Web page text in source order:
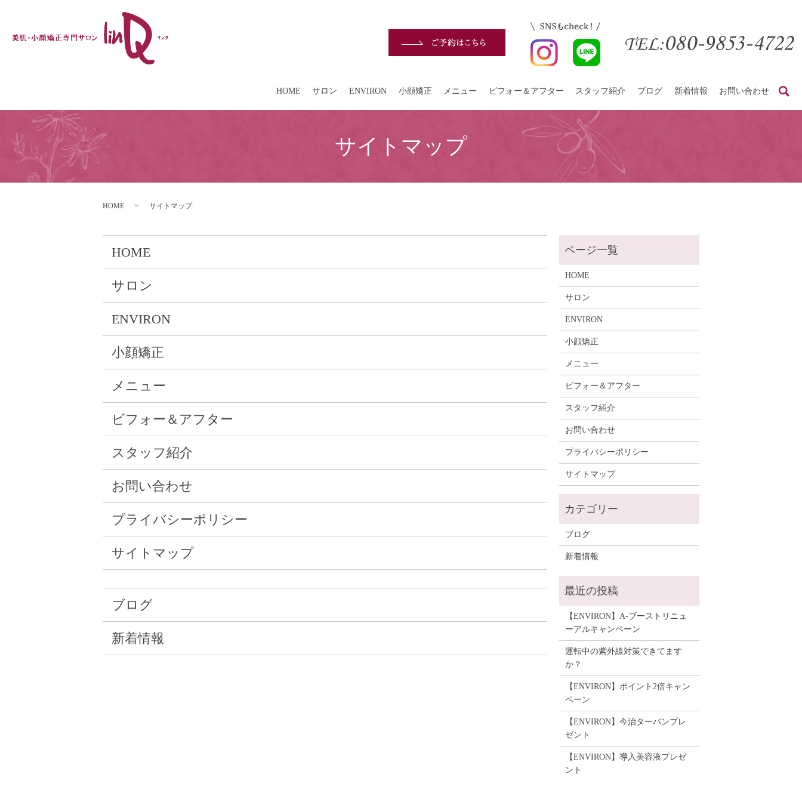
HOME サロン ENVIRON 小顔矯正 メニュー ビフォー＆アフター スタッフ紹介 ブログ 新着情報 お問い合わせsearch
サイトマップ
HOME サイトマップ
HOME
サロン
ENVIRON
小顔矯正
メニュー
ビフォー＆アフター
スタッフ紹介
お問い合わせ
プライバシーポリシー
サイトマップ
ブログ
新着情報
HOME
サロン
ENVIRON
小顔矯正
メニュー
ビフォー＆アフター
スタッフ紹介
お問い合わせ
プライバシーポリシー
サイトマップ
ブログ
新着情報
【ENVIRON】A-ブーストリニュ
ーアルキャンペーン
運転中の紫外線対策できてます
か？
【ENVIRON】ポイント2倍キャン
ペーン
【ENVIRON】今治ターバンプレ
ゼント
【ENVIRON】導入美容液プレゼ
ント